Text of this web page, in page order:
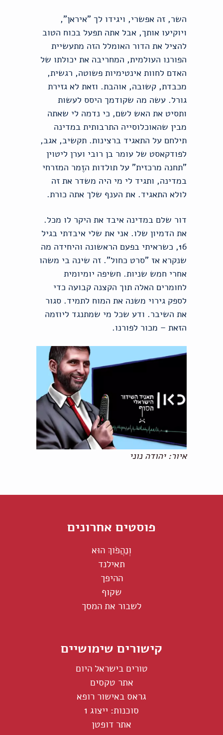
השר, זה אפשרי, ויגידו לך "איראן",
ויוקיעו אותך, אבל אתה תפעל בכוח הטוב
להציל את הדור האומלל הזה מתעשיית
הפורנו העולמית, המחריבה את יכולתו של
האדם לחוות אינטימיות פשוטה, רגשית,
מכבדת, קשובה, אוהבת. וזאת לא גזירת
גורל. עשה מה שקודמך היסס לעשות
ותסיט את האש לשם, כי נדמה לי שאתה
מבין שהאוכלוסייה התרבותית במדינה
תילחם על התאגיד ברצינות. תקשיב, אגב,
לפודקאסט של עומר בן רובי וערן ליטוין
"תחנה מרכזית" על תולדות הזֶמר המזרחי
במדינה, ותגיד לי מי היה משדר את זה
לולא התאגיד. את הענף שלך אתה כורת.
דור שלם במדינה איבד את היקר לו מכל.
את הדמיון שלו. אני את שלי איבדתי בגיל
16, כשראיתי בפעם הראשונה והיחידה מה
שנקרא אז "סרט כחול". זה שינה בי משהו
אחרי חמש שניות. חשיפה יומיומית
לחומרים האלה תוך הקצנה קבועה כדי
לספק גירוי משנה את המוח לתמיד. סגור
את השיבר. ודע שכל מי שמתנגד ליוזמה
הזאת – מכור לפורנו.
איור: יהודה נוני
פוסטים אחרונים
וְנַהֲפֹוךְ הוּא
תאילנד
ההיפך
שקוף
לשבור את המסך
קישורים שימושיים
טורים בישראל היום
אתר טקסים
גראס באישור רופא
סוכנות: ייצוג 1
אתר דופטן